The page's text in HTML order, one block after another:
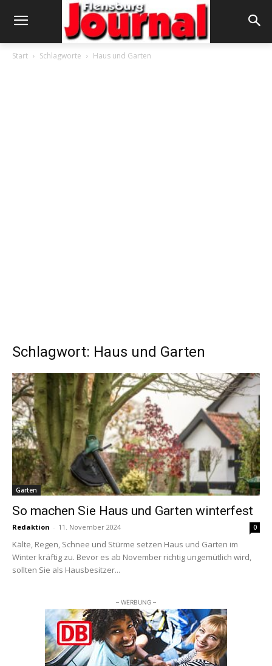
Start Schlagworte Haus und Garten
Schlagwort: Haus und Garten
Garten
So machen Sie Haus und Garten winterfest
Redaktion - 11. November 2024 0
Kälte, Regen, Schnee und Stürme setzen Haus und Garten im
Winter kräftig zu. Bevor es ab November richtig ungemütlich wird,
sollten Sie als Hausbesitzer...
– WERBUNG –